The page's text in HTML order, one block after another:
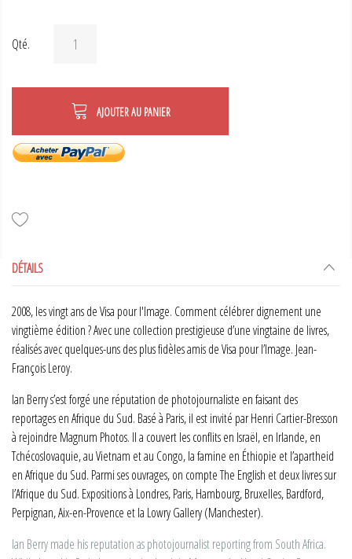
Qté.
AJOUTER AU PANIER
DÉTAILS
2008, les vingt ans de Visa pour l'Image. Comment célébrer dignement une
vingtième édition ? Avec une collection prestigieuse d’une vingtaine de livres,
réalisés avec quelques-uns des plus fidèles amis de Visa pour l’Image. Jean-
François Leroy.
Ian Berry s’est forgé une réputation de photojournaliste en faisant des
reportages en Afrique du Sud. Basé à Paris, il est invité par Henri Cartier-Bresson
à rejoindre Magnum Photos. Il a couvert les conflits en Israël, en Irlande, en
Tchécoslovaquie, au Vietnam et au Congo, la famine en Éthiopie et l’apartheid
en Afrique du Sud. Parmi ses ouvrages, on compte The English et deux livres sur
l’Afrique du Sud. Expositions à Londres, Paris, Hambourg, Bruxelles, Bardford,
Perpignan, Aix-en-Provence et la Lowry Gallery (Manchester).
Ian Berry made his reputation as photojournalist reporting from South Africa.